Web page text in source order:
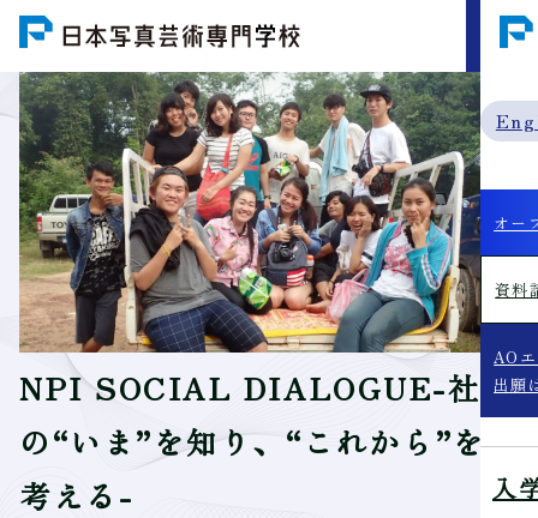
MENU
オー
資料
AO
出願
入
NPI SOCIAL DIALOGUE-社会
の“いま”を知り、“これから”を
考える-